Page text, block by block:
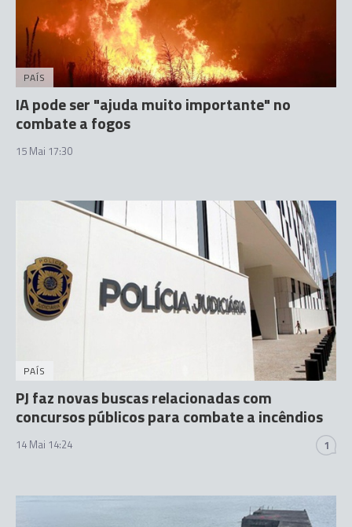
PAÍS
IA pode ser "ajuda muito importante" no
combate a fogos
15 Mai 17:30
PAÍS
PJ faz novas buscas relacionadas com
concursos públicos para combate a incêndios
14 Mai 14:24 1